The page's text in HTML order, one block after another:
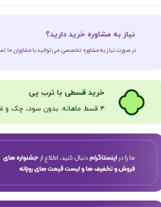
​نیاز به مشاوره خرید دارید؟
در صورت نیاز به مشاوره تخصصی می‌توانید با مشاوران ما
​​​خرید قسطی با ترب پی
۴ قسط ماهانه. بدون سود، چک و ضامن​​​​​​​